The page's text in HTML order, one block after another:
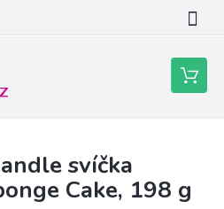
Nákupní
košík
svíčka
Cake, 198 g